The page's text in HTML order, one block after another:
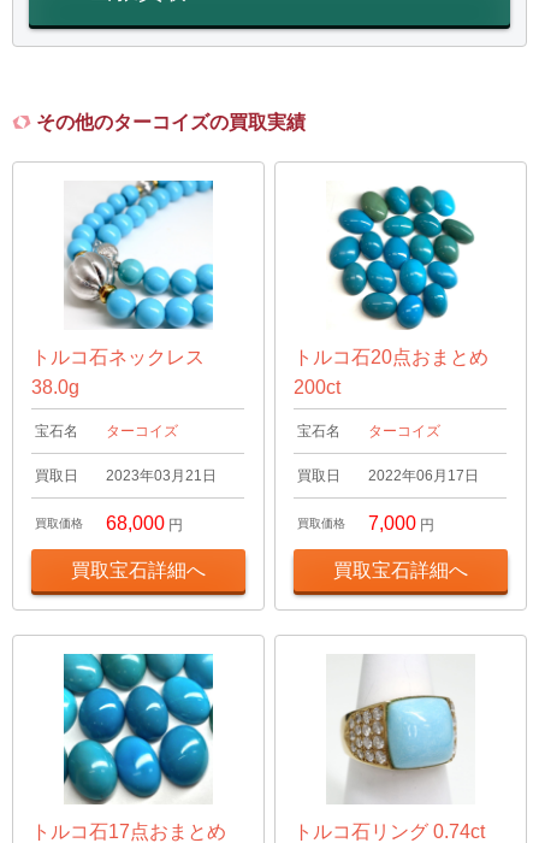
その他のターコイズの買取実績
トルコ石ネックレス
38.0g
宝石名 ターコイズ
買取日 2023年03月21日
買取価格 68,000 円
買取宝石詳細へ
トルコ石20点おまとめ
200ct
宝石名 ターコイズ
買取日 2022年06月17日
買取価格 7,000 円
買取宝石詳細へ
トルコ石17点おまとめ
トルコ石リング 0.74ct